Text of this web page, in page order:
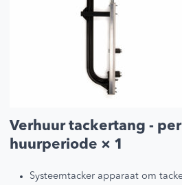
Verhuur tackertang -
huurperiode × 1
Systeemtacker apparaat om